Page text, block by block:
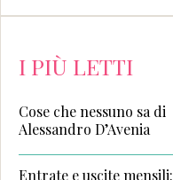
I PIÙ LETTI
Cose che nessuno sa di
Alessandro D’Avenia
Entrate e uscite mensili: